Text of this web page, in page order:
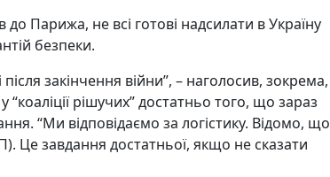
до Парижа, не всі готові надсилати в Україну
безпеки.
закінчення війни”, – наголосив, зокрема,
рішучих” достатньо того, що зараз
“Ми відповідаємо за логістику. Відомо, що
Це завдання достатньої, якщо не сказати